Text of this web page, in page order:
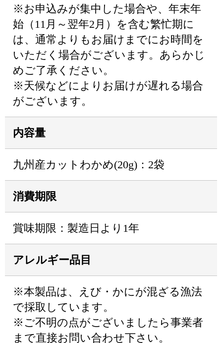
※お申込みが集中した場合や、年末年
始（11月～翌年2月）を含む繁忙期に
は、通常よりもお届けまでにお時間を
いただく場合がございます。あらかじ
めご了承ください。
※天候などによりお届けが遅れる場合
がございます。
内容量
九州産カットわかめ(20g)：2袋
消費期限
賞味期限：製造日より1年
アレルギー品目
※本製品は、えび・かにが混ざる漁法
で採取しています。
※ご不明の点がございましたら事業者
まで直接お問い合わせ下さい。